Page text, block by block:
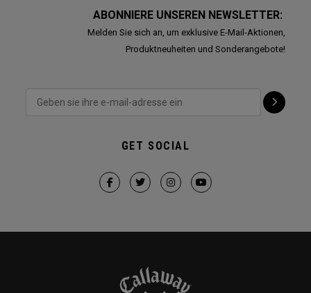
ABONNIERE UNSEREN NEWSLETTER:
Melden Sie sich an, um exklusive E-Mail-Aktionen,
Produktneuheiten und Sonderangebote!
GET SOCIAL